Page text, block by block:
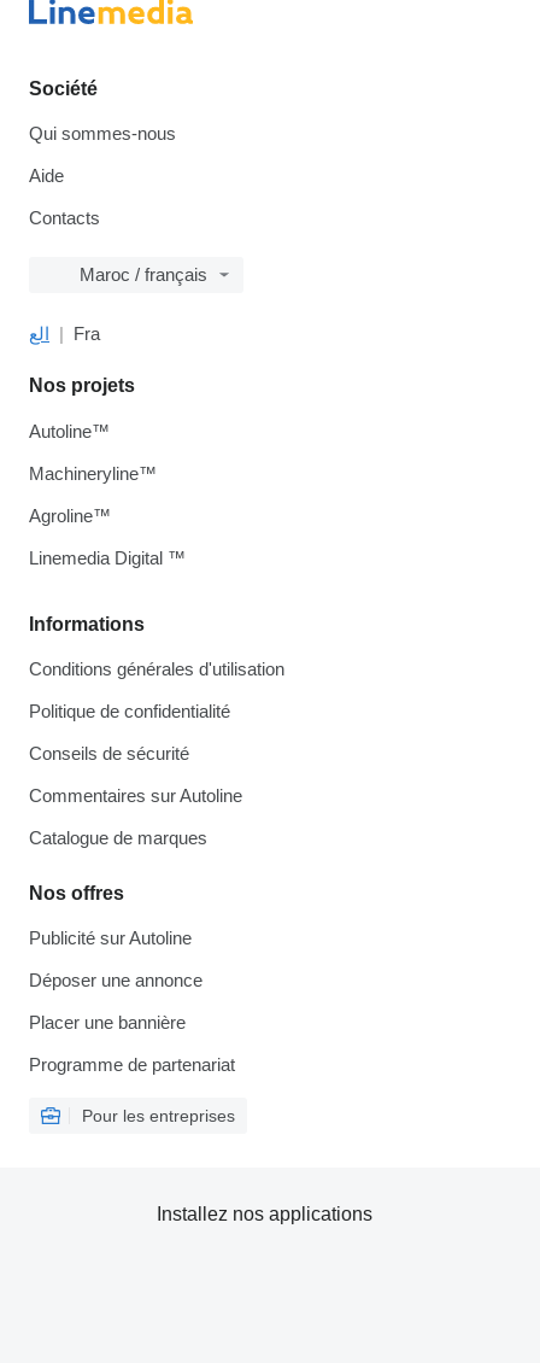
Société
Qui sommes-nous
Aide
Contacts
Maroc / français
الع Fra
Informations
Conditions générales d'utilisation
Politique de confidentialité
Conseils de sécurité
Commentaires sur Autoline
Catalogue de marques
Nos offres
Publicité sur Autoline
Déposer une annonce
Placer une bannière
Programme de partenariat
Pour les entreprises
Nos projets
Autoline™
Machineryline™
Agroline™
Linemedia Digital ™
Installez nos applications